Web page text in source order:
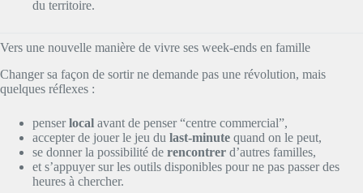
du territoire.
Vers une nouvelle manière de vivre ses week-ends en famille
Changer sa façon de sortir ne demande pas une révolution, mais
quelques réflexes :
penserlocal avant de penser “centre commercial”,
accepter de jouer le jeu du last-minute quand on le peut,
se donner la possibilité de rencontrer d’autres familles,
et s’appuyer sur les outils disponibles pour ne pas passer des
heures à chercher.